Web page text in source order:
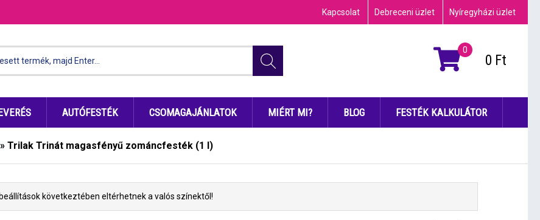
Kapcsolat Debreceni üzlet Nyíregyházi üzlet
0
0 Ft
AUTÓFESTÉK CSOMAGAJÁNLATOK MIÉRT MI? BLOG FESTÉK KALKULÁTOR
» Trilak Trinát magasfényű zománcfesték (1 l)
következtében eltérhetnek a valós színektől!